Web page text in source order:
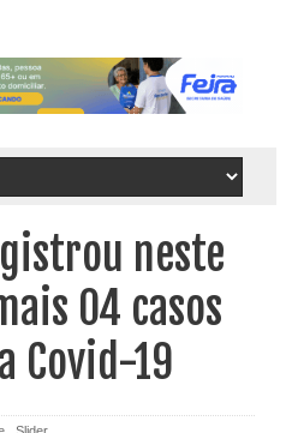
neste
04 casos
Covid-19